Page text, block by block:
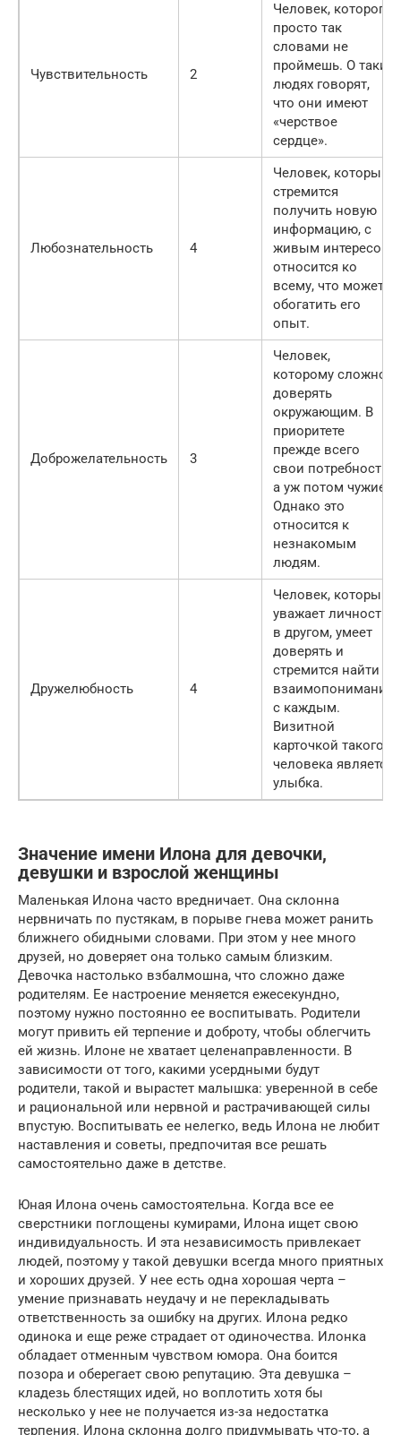
Чувствительность 2
Человек, которого
просто так
словами не
проймешь. О таких
людях говорят,
что они имеют
«черствое
сердце».
Любознательность 4
Человек, который
стремится
получить новую
информацию, с
живым интересом
относится ко
всему, что может
обогатить его
опыт.
Доброжелательность 3
Человек,
которому сложно
доверять
окружающим. В
приоритете
прежде всего
свои потребности,
а уж потом чужие.
Однако это
относится к
незнакомым
людям.
Дружелюбность 4
Человек, который
уважает личность
в другом, умеет
доверять и
стремится найти
взаимопонимание
с каждым.
Визитной
карточкой такого
человека является
улыбка.
Значение имени Илона для девочки,
девушки и взрослой женщины
Маленькая Илона часто вредничает. Она склонна
нервничать по пустякам, в порыве гнева может ранить
ближнего обидными словами. При этом у нее много
друзей, но доверяет она только самым близким.
Девочка настолько взбалмошна, что сложно даже
родителям. Ее настроение меняется ежесекундно,
поэтому нужно постоянно ее воспитывать. Родители
могут привить ей терпение и доброту, чтобы облегчить
ей жизнь. Илоне не хватает целенаправленности. В
зависимости от того, какими усердными будут
родители, такой и вырастет малышка: уверенной в себе
и рациональной или нервной и растрачивающей силы
впустую. Воспитывать ее нелегко, ведь Илона не любит
наставления и советы, предпочитая все решать
самостоятельно даже в детстве.
Юная Илона очень самостоятельна. Когда все ее
сверстники поглощены кумирами, Илона ищет свою
индивидуальность. И эта независимость привлекает
людей, поэтому у такой девушки всегда много приятных
и хороших друзей. У нее есть одна хорошая черта –
умение признавать неудачу и не перекладывать
ответственность за ошибку на других. Илона редко
одинока и еще реже страдает от одиночества. Илонка
обладает отменным чувством юмора. Она боится
позора и оберегает свою репутацию. Эта девушка –
кладезь блестящих идей, но воплотить хотя бы
несколько у нее не получается из-за недостатка
терпения. Илона склонна долго придумывать что-то, а